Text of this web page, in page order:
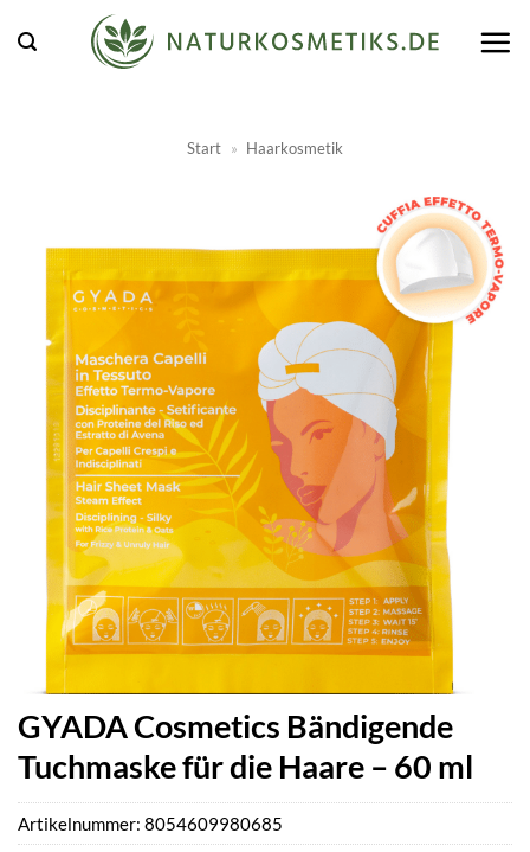
Inhalt
Start » Haarkosmetik
GYADA Cosmetics Bändigende
Tuchmaske für die Haare – 60 ml
Artikelnummer: 8054609980685